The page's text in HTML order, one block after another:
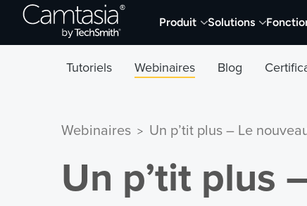
Passer
directement
Produit Solutions
Tutoriels Webinaires Blog
Webinaires > Un p’tit plus – Le
Un p’tit plus